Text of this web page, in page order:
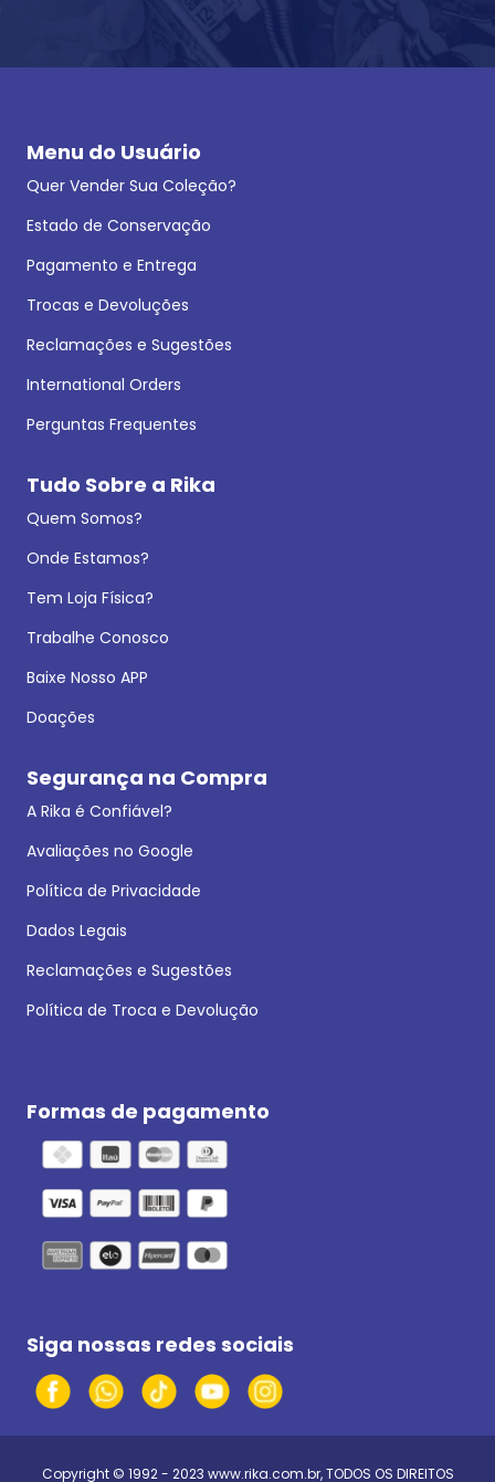
Menu do Usuário
Quer Vender Sua Coleção?
Estado de Conservação
Pagamento e Entrega
Trocas e Devoluções
Reclamações e Sugestões
International Orders
Perguntas Frequentes
Tudo Sobre a Rika
Quem Somos?
Onde Estamos?
Tem Loja Física?
Trabalhe Conosco
Baixe Nosso APP
Doações
Segurança na Compra
A Rika é Confiável?
Avaliações no Google
Política de Privacidade
Dados Legais
Reclamações e Sugestões
Política de Troca e Devolução
Formas de pagamento
Siga nossas redes sociais
Copyright © 1992 - 2023 www.rika.com.br, TODOS OS DIREITOS